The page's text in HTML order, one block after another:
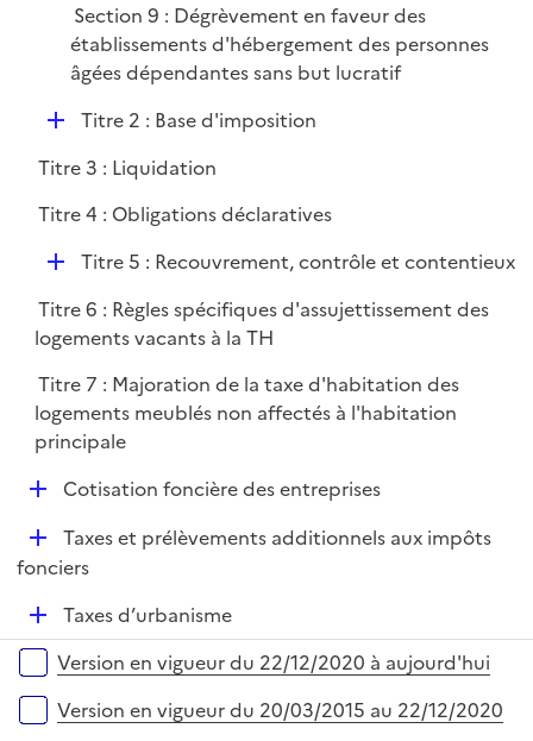
Section 9 : Dégrèvement en faveur des
établissements d'hébergement des personnes
âgées dépendantes sans but lucratif
D
p
l
Titre 2 : Base d'imposition
Titre 3 : Liquidation
Titre 4 : Obligations déclaratives
D
p
l
i
e
r
Titre 5 : Recouvrement, contrôle et contentieux
Titre 6 : Règles spécifiques d'assujettissement des
logements vacants à la TH
Titre 7 : Majoration de la taxe d'habitation des
logements meublés non affectés à l'habitation
principale
D
l
r
Cotisation foncière des entreprises
D
é
e
r
Taxes et prélèvements additionnels aux impôts
fonciers
D
é
p
Taxes d’urbanisme
Versions sur la période
Version en vigueur du 22/12/2020 à aujourd'hui
Version en vigueur du 20/03/2015 au 22/12/2020